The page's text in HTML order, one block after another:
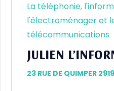
La téléphonie,
l'électroménager et
télécommunications
JULIEN
23 RUE DE QUIMPER